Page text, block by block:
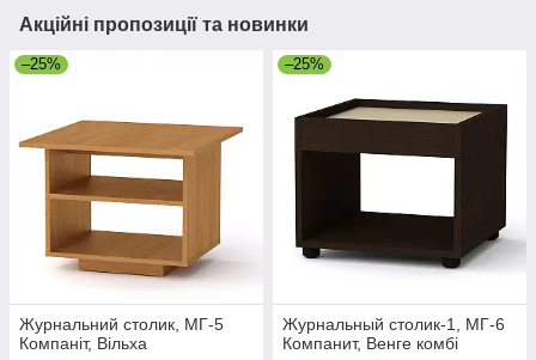
Акційні пропозиції та новинки
–25%
Журнальний столик, МГ-5
Компаніт, Вільха
–25%
Журнальный столик-1, МГ-6
Компанит, Венге комбі